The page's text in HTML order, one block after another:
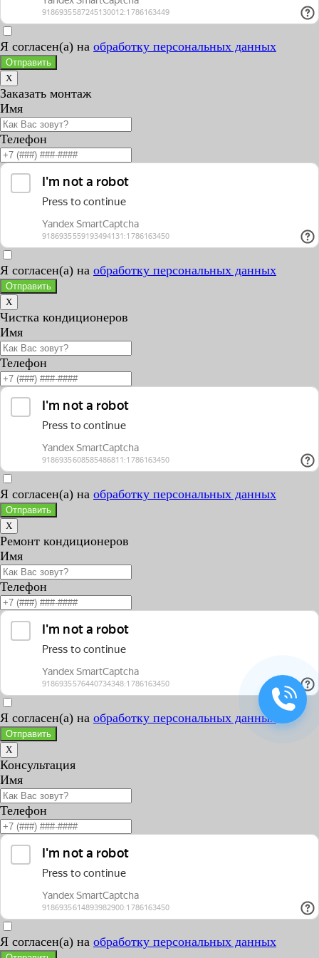
Я согласен(а) на обработку персональных данных
Отправить
X
Заказать монтаж
Имя
Телефон
Я согласен(а) на обработку персональных данных
Отправить
X
Чистка кондиционеров
Имя
Телефон
Я согласен(а) на обработку персональных данных
Отправить
X
Ремонт кондиционеров
Имя
Телефон
Я согласен(а) на обработку персональных данных
Отправить
X
Консультация
Имя
Телефон
Я согласен(а) на обработку персональных данных